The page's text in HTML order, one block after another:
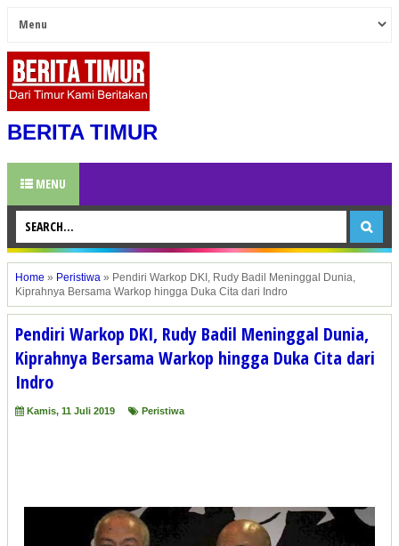
BERITA TIMUR
MENU
Home » Peristiwa » Pendiri Warkop DKI, Rudy Badil Meninggal Dunia,
Kiprahnya Bersama Warkop hingga Duka Cita dari Indro
Pendiri Warkop DKI, Rudy Badil Meninggal Dunia,
Kiprahnya Bersama Warkop hingga Duka Cita dari
Indro
Kamis, 11 Juli 2019 Peristiwa